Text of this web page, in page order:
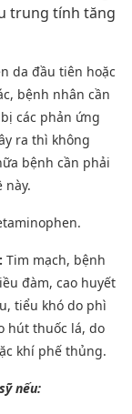
trung tính tăng
da đầu tiên hoặc
bệnh nhân cần
các phản ứng
ra thì không
bệnh cần phải
này.
Tim mạch, bệnh
đàm, cao huyết
tiểu khó do phì
hút thuốc lá, do
khí phế thủng.
nếu: